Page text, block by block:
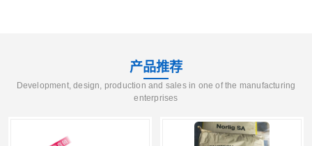
产品推荐
Development, design, production and sales in one of the manufacturing
enterprises